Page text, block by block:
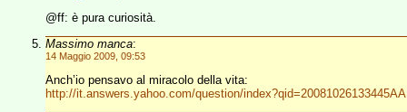
@ff: è pura curiosità.
Massimo manca:
14 Maggio 2009, 09:53
Anch’io pensavo al miracolo della vita:
http://it.answers.yahoo.com/question/